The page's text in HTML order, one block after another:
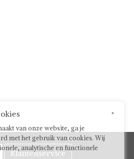
Klantenservice
×
van onze website, ga je
met het gebruik van cookies. Wij
analytische en functionele